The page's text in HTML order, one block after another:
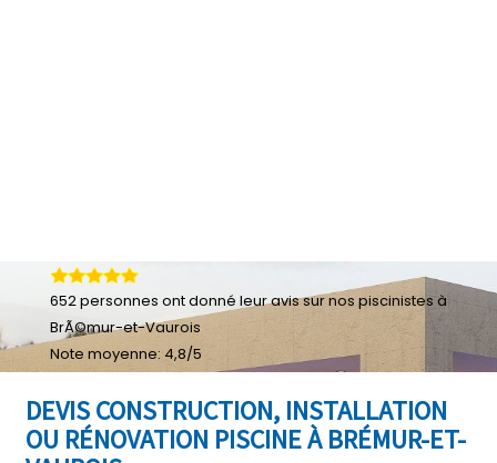
DEVIS CONSTRUCTION, INSTALLATION
OU RÉNOVATION PISCINE À BRÉMUR-ET-
652personnes ont donné leuravis sur nos piscinistes à
BrÃ©mur-et-Vaurois
Note moyenne: 4,8/5